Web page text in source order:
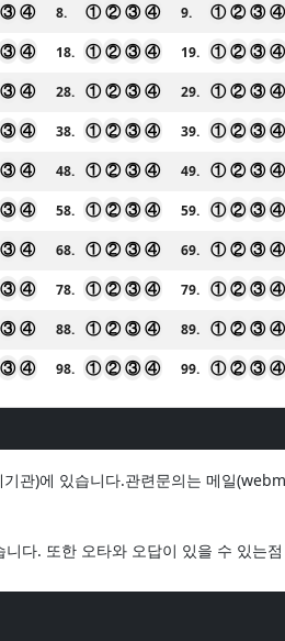
③ ④ 8. ① ② ③ ④ 9. ① ② ③ ④
③ ④ 18. ① ② ③ ④ 19. ① ② ③ ④
③ ④ 28. ① ② ③ ④ 29. ① ② ③ ④
③ ④ 38. ① ② ③ ④ 39. ① ② ③ ④
③ ④ 48. ① ② ③ ④ 49. ① ② ③ ④
③ ④ 58. ① ② ③ ④ 59. ① ② ③ ④
③ ④ 68. ① ② ③ ④ 69. ① ② ③ ④
③ ④ 78. ① ② ③ ④ 79. ① ② ③ ④
③ ④ 88. ① ② ③ ④ 89. ① ② ③ ④
③ ④ 98. ① ② ③ ④ 99. ① ② ③ ④
관)에 있습니다.관련문의는 메일
다. 또한 오타와 오답이 있을 수 있는